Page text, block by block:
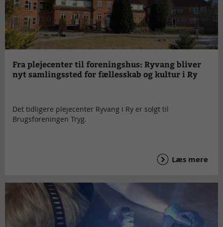
Fra plejecenter til foreningshus: Ryvang bliver
nyt samlingssted for fællesskab og kultur i Ry
Det tidligere plejecenter Ryvang i Ry er solgt til
Brugsforeningen Tryg.
Læs mere